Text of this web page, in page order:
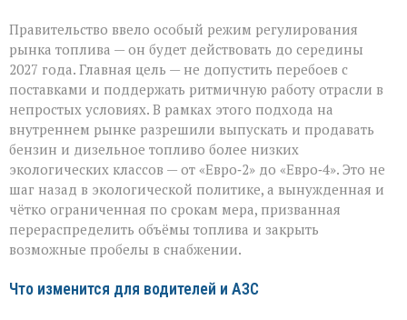
Правительство ввело особый режим регулирования
рынка топлива — он будет действовать до середины
2027 года. Главная цель — не допустить перебоев с
поставками и поддержать ритмичную работу отрасли в
непростых условиях. В рамках этого подхода на
внутреннем рынке разрешили выпускать и продавать
бензин и дизельное топливо более низких
экологических классов — от «Евро‑2» до «Евро‑4». Это не
шаг назад в экологической политике, а вынужденная и
чётко ограниченная по срокам мера, призванная
перераспределить объёмы топлива и закрыть
возможные пробелы в снабжении.
Что изменится для водителей и АЗС